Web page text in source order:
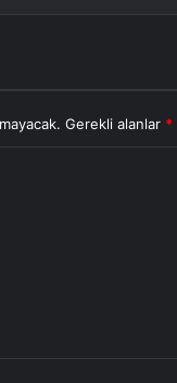
Gerekli alanlar *